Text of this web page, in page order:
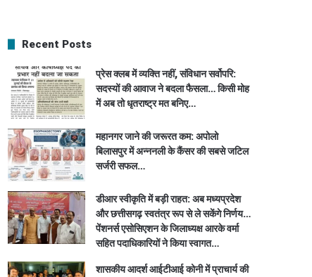
Recent Posts
प्रेस क्लब में व्यक्ति नहीं, संविधान सर्वोपरि:
सदस्यों की आवाज ने बदला फैसला… किसी मोह
में अब तो धृतराष्ट्र मत बनिए…
महानगर जाने की जरूरत कम: अपोलो
बिलासपुर में अन्ननली के कैंसर की सबसे जटिल
सर्जरी सफल…
डीआर स्वीकृति में बड़ी राहत: अब मध्यप्रदेश
और छत्तीसगढ़ स्वतंत्र रूप से ले सकेंगे निर्णय…
पेंशनर्स एसोसिएशन के जिलाध्यक्ष आरके वर्मा
सहित पदाधिकारियों ने किया स्वागत…
शासकीय आदर्श आईटीआई कोनी में प्राचार्य की